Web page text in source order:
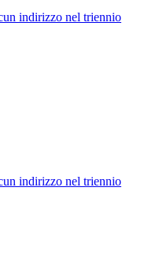
indirizzo nel triennio
indirizzo nel triennio